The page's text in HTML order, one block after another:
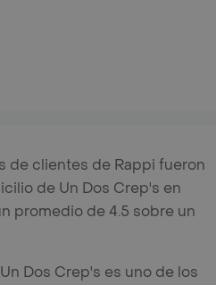
de clientes de Rappi fueron
de Un Dos Crep's en
promedio de 4.5 sobre un
Dos Crep's es uno de los